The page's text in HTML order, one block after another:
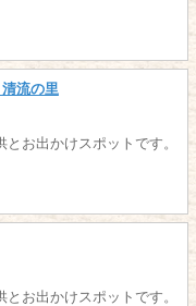
流の里
お出かけスポットです。
お出かけスポットです。